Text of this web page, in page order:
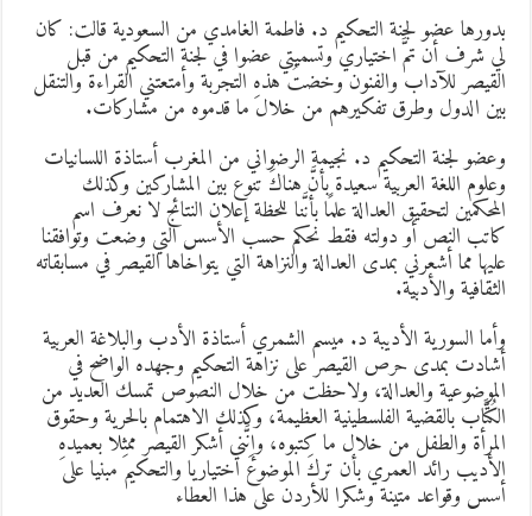
عضو لجنة التحكيم د. فاطمة الغامدي من السعودية قالت: كان
شرف أن تمَّ اختياري وتسميتي عضوا في لجنة التحكيم من قبل
للآداب والفنون وخضتُ هذهِ التجربة وأمتعتني القراءة والتنقل
الدول وطرق تفكيرهم من خلال ما قدموه من مشاركات.
لجنة التحكيم د. نجيمة الرضواني من المغرب أستاذة اللسانيات
اللغة العربية سعيدة بأنَّ هناكَ تنوع بين المشاركين وكذلك
لتحقيق العدالة علمًا بأنَّنا للحظة إعلان النتائج لا نعرف اسم
النص أو دولته فقط نحكم حسب الأسس التي وضعت وتوافقنا
مما أشعرني بمدى العدالة والنزاهة التي يتواخاها القيصر في مسابقاته
والأدبية.
السورية الأديبة د. ميسم الشمري أستاذة الأدب والبلاغة العربية
بمدى حرص القيصر على نزاهة التحكيم وجهده الواضح في
والعدالة، ولاحظت من خلال النصوص تمسك العديد من
بالقضية الفلسطينية العظيمة، وكذلك الاهتمام بالحرية وحقوق
والطفل من خلال ما كتبوه، وإنَّني أشكر القيصر ممثلا بعميدهِ
رائد العمري بأن تركَ الموضوعَ اختياريا والتحكيمَ مبنيا على
وقواعد متينة وشكرا للأردن على هذا العطاء